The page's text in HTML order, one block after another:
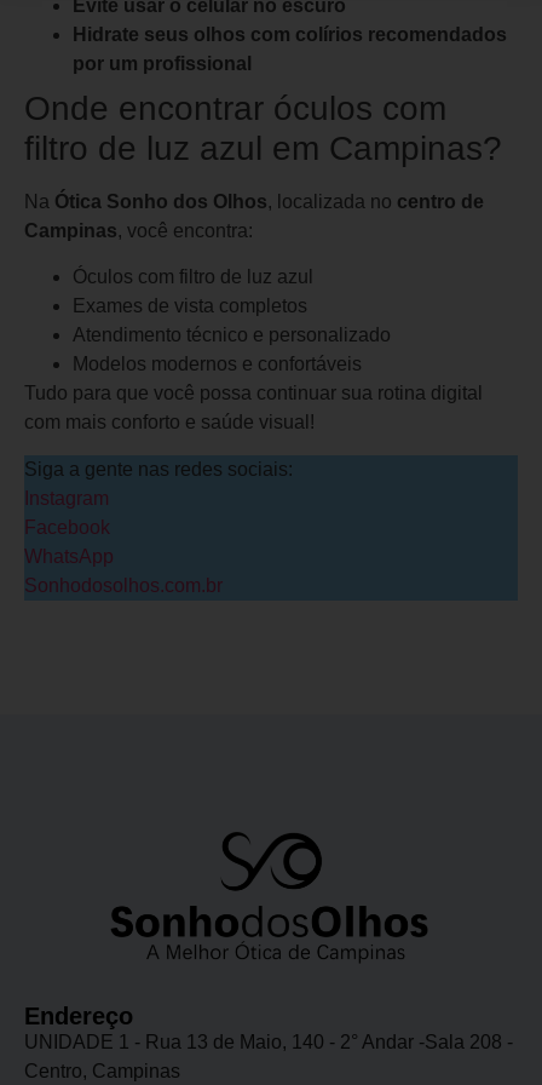
Evite usar o celular no escuro
Hidrate seus olhos com colírios recomendados
por um profissional
Onde encontrar óculos com
filtro de luz azul em Campinas?
Na Ótica Sonho dos Olhos, localizada no centro de
Campinas, você encontra:
Óculos com filtro de luz azul
Exames de vista completos
Atendimento técnico e personalizado
Modelos modernos e confortáveis
Tudo para que você possa continuar sua rotina digital
com mais conforto e saúde visual!
Siga a gente nas redes sociais:
Instagram
Facebook
WhatsApp
Sonhodosolhos.com.br
Endereço
UNIDADE 1 - Rua 13 de Maio, 140 - 2° Andar -Sala 208 -
Centro, Campinas